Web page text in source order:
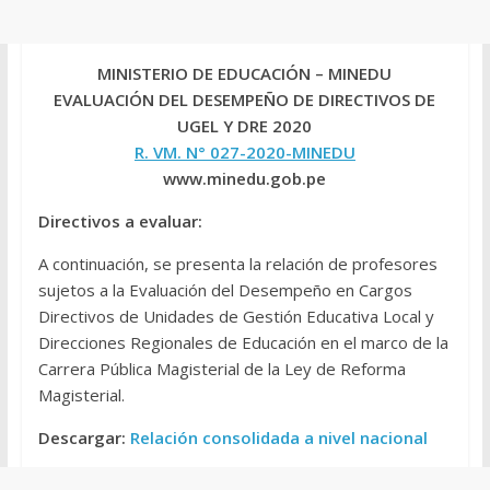
MINISTERIO DE EDUCACIÓN – MINEDU
EVALUACIÓN DEL DESEMPEÑO DE DIRECTIVOS DE
UGEL Y DRE 2020
R. VM. N° 027-2020-MINEDU
www.minedu.gob.pe
Directivos a evaluar:
A continuación, se presenta la relación de profesores
sujetos a la Evaluación del Desempeño en Cargos
Directivos de Unidades de Gestión Educativa Local y
Direcciones Regionales de Educación en el marco de la
Carrera Pública Magisterial de la Ley de Reforma
Magisterial.
Descargar: Relación consolidada a nivel nacional